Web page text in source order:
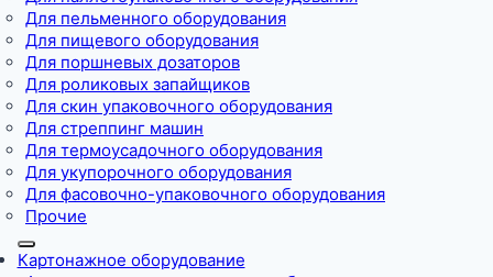
Для пельменного оборудования
Для пищевого оборудования
Для поршневых дозаторов
Для роликовых запайщиков
Для скин упаковочного оборудования
Для стреппинг машин
Для термоусадочного оборудования
Для укупорочного оборудования
Для фасовочно-упаковочного оборудования
Прочие
Картонажное оборудование